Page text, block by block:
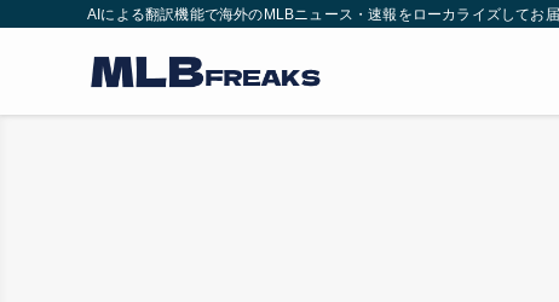
AIによる翻訳機能で海外のMLBニュース・速報をローカライズしてお